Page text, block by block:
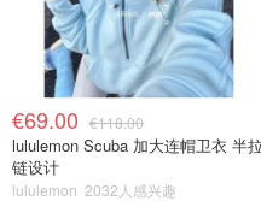
€69.00 €118.00
lululemon Scuba 加大连帽卫衣 半
链设计
lululemon 2032人感兴趣